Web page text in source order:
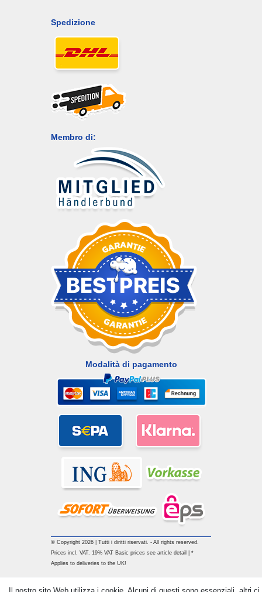
Spedizione
Membro di:
Modalità di pagamento
© Copyright 2026 | Tutti i diritti riservati. - All rights reserved.
Prices incl. VAT. 19% VAT Basic prices see article detail | *
Applies to deliveries to the UK!